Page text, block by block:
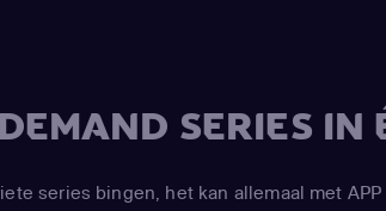
Pratt)
SERIES IN
series bingen, het kan allemaal met APP